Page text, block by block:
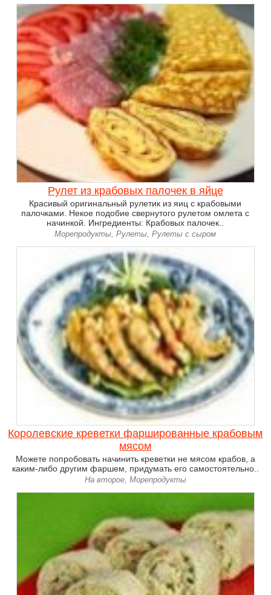
Рулет из крабовых палочек в яйце
Красивый оригинальный рулетик из яиц с крабовыми
палочками. Некое подобие свернутого рулетом омлета с
начинкой. Ингредиенты: Крабовых палочек..
Морепродукты, Рулеты, Рулеты с сыром
Королевские креветки фаршированные крабовым
мясом
Можете попробовать начинить креветки не мясом крабов, а
каким-либо другим фаршем, придумать его самостоятельно..
На второе, Морепродукты